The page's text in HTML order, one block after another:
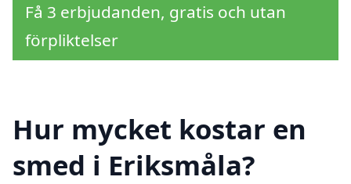
Få 3 erbjudanden, gratis och utan
förpliktelser
Hur mycket kostar en
smed i Eriksmåla?